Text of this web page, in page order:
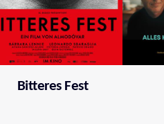
Bitteres Fest